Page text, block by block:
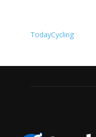
TodayCycling